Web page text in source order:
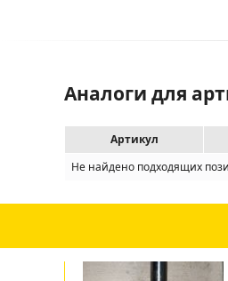
Аналоги для
Артикул
Не найдено подходящих